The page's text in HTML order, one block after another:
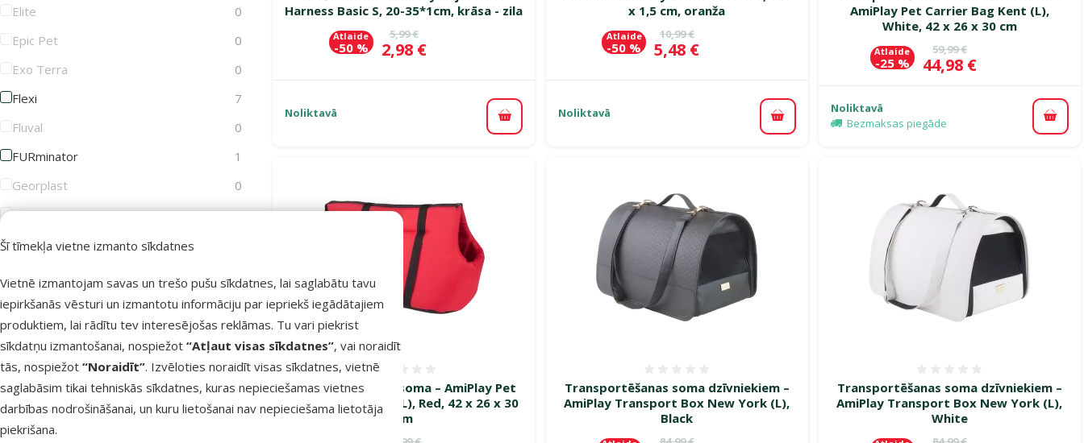
Šī tīmekļa vietne izmanto sīkdatnes
Vietnē izmantojam savas un trešo pušu sīkdatnes, lai saglabātu tavu
iepirkšanās vēsturi un izmantotu informāciju par iepriekš iegādātajiem
produktiem, lai rādītu tev interesējošas reklāmas. Tu vari piekrist
sīkdatņu izmantošanai, nospiežot “Atļaut visas sīkdatnes”, vai noraidīt
tās, nospiežot “Noraidīt”. Izvēloties noraidīt visas sīkdatnes, vietnē
saglabāsim tikai tehniskās sīkdatnes, kuras nepieciešamas vietnes
darbības nodrošināšanai, un kuru lietošanai nav nepieciešama lietotāja
piekrišana.
Elite
0
Epic Pet
0
Exo Terra
0
Flexi
7
Fluval
0
FURminator
1
Georplast
0
GimDog
0
Groom Professional
Juwel
0
KAY
1
KONG
1
Lets Play
0
Magic Cat
0
Harness Basic S, 20-35*1cm, krāsa - zila
Oriģinālā cena
5,99 €
Cena
2,98 €
Atlaide
-50 %
Noliktavā
Pievienot grozam
x 1,5 cm, oranža
Oriģinālā cena
10,99 €
Cena
5,48 €
Atlaide
-50 %
Noliktavā
Pievienot grozam
AmiPlay Pet Carrier Bag Kent (L),
White, 42 x 26 x 30 cm
Oriģinālā cena
59,99 €
Cena
44,98 €
Atlaide
-25 %
Noliktavā
Bezmaksas piegāde
Transportēšanas soma – AmiPlay Pet
Carrier Bag Basic (L), Red, 42 x 26 x 30
cm
Transportēšanas soma dzīvniekiem –
AmiPlay Transport Box New York (L),
Black
Transportēšanas soma dzīvniekiem –
AmiPlay Transport Box New York (L),
White